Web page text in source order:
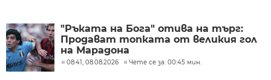
"Ръката на Бога" отива на търг:
Продават топката от великия гол
на Марадона
08:41, 08.08.2026 Чете се за: 00:45 мин.